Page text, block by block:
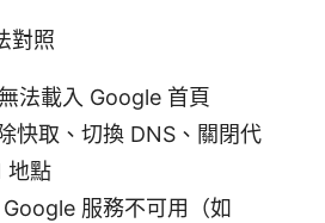
對照
法載入 Google 首頁
快取、切換 DNS、關閉代
地點
服務不可用（如